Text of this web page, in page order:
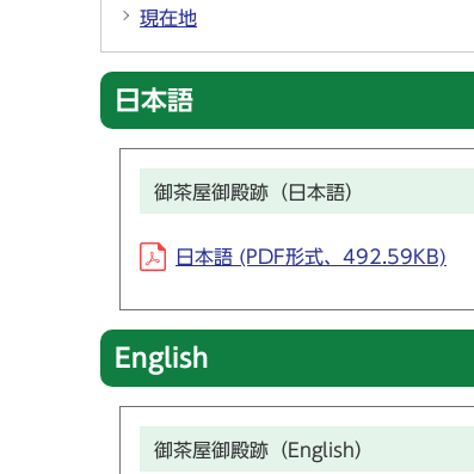
現在地
日本語
御茶屋御殿跡（日本語）
日本語 (PDF形式、492.59KB)
English
御茶屋御殿跡（English）